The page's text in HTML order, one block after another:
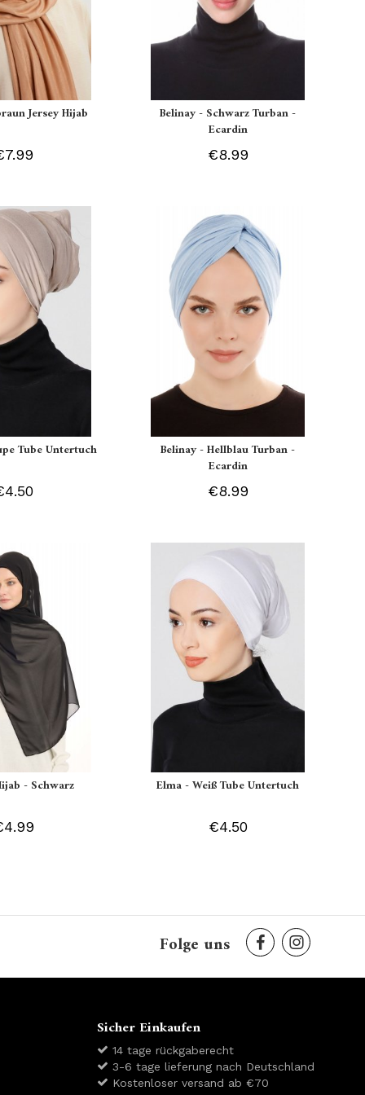
Jersey Hijab
Belinay - Schwarz Turban -
Ecardin
€8.99
Tube Untertuch
Belinay - Hellblau Turban -
Ecardin
€8.99
- Schwarz Elma - Weiß Tube Untertuch
€4.50
Folge uns
Sicher Einkaufen
14 tage rückgaberecht
3-6 tage lieferung nach Deutschland
Kostenloser versand ab €70